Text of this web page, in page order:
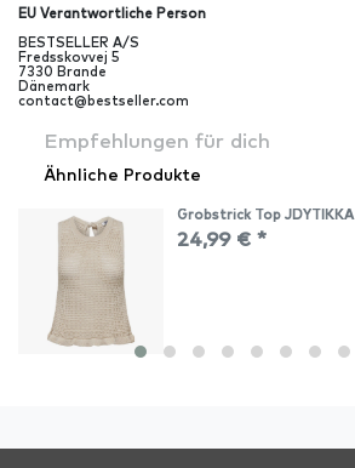
EU Verantwortliche Person
BESTSELLER A/S
Fredsskovvej 5
7330 Brande
Dänemark
contact@bestseller.com
Empfehlungen für dich
Ähnliche Produkte
Grobstrick Top JDYTIKKA
24,99 € *